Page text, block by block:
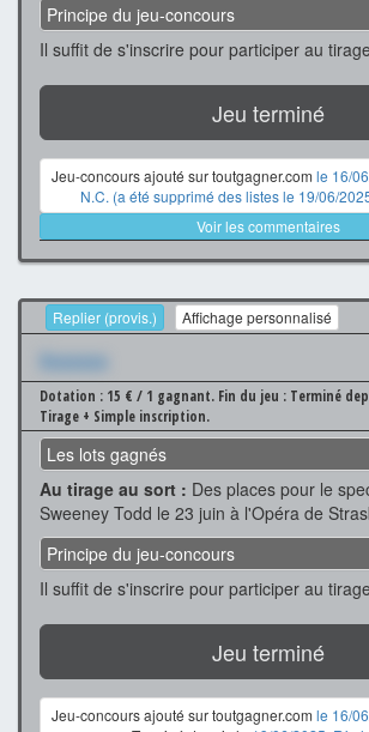
Principe du jeu-concours
Il suffit de s'inscrire pour participer au
Jeu terminé
Jeu-concours ajouté sur toutgagner.com le 16/
N.C. (a été supprimé des listes le 19/06/
Voir les commentaires
Replier (provis.) Affichage personnalisé
Xxxxxxx
Dotation : 15 € / 1 gagnant. Fin du jeu : Terminé
Tirage + Simple inscription.
Les lots gagnés
Au tirage au sort : Des places pour le
Sweeney Todd le 23 juin à l'Opéra de
Principe du jeu-concours
Il suffit de s'inscrire pour participer au
Jeu terminé
Jeu-concours ajouté sur toutgagner.com le 16/